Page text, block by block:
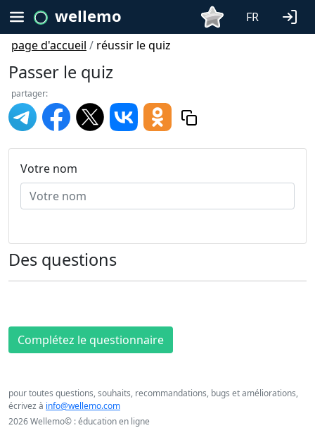
wellemo
FR
page d'accueil / réussir le quiz
Passer le quiz
partager:
Votre nom
Des questions
Complétez le questionnaire
pour toutes questions, souhaits, recommandations, bugs et améliorations,
écrivez à info@wellemo.com
2026 Wellemo© : éducation en ligne